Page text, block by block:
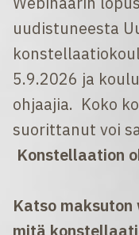
uudistuneesta
5.9.2026 ja
ohjaajia. Koko
suorittanut voi
Konstellaation
Katso
mitä